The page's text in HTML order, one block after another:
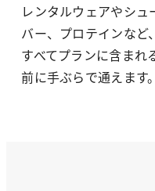
レンタルウェアやシ
バー、プロテインなど
すべてプランに含まれ
前に手ぶらで通えます。